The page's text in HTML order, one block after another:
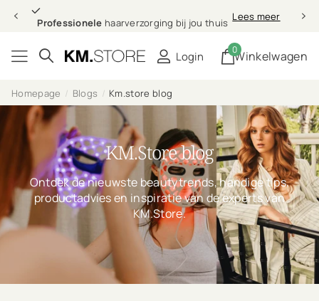
Professionele haarverzorging bij jou thuis Lees meer
Login Winkelwagen
0
Homepage Blogs Km.store blog
KM.Store blog
Ontdek de nieuwste beautytrends, handige tips,
productadvies en inspiratie van de experts van
KM.Store.